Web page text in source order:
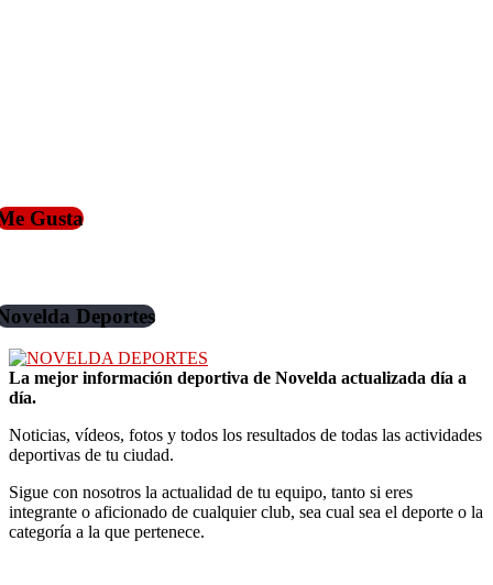
Gusta
Deportes
La mejor información deportiva de Novelda actualizada día a
día.
Noticias, vídeos, fotos y todos los resultados de todas las actividades
deportivas de tu ciudad.
Sigue con nosotros la actualidad de tu equipo, tanto si eres
integrante o aficionado de cualquier club, sea cual sea el deporte o la
categoría a la que pertenece.